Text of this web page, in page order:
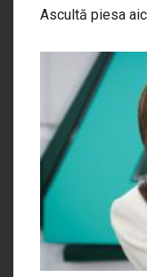
Ascultă piesa